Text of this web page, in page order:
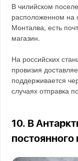
В чилийском
расположенном на
Монталва, есть
магазин.
На российских
провизия
поддерживается
случаях отправка
10. В
постоянного